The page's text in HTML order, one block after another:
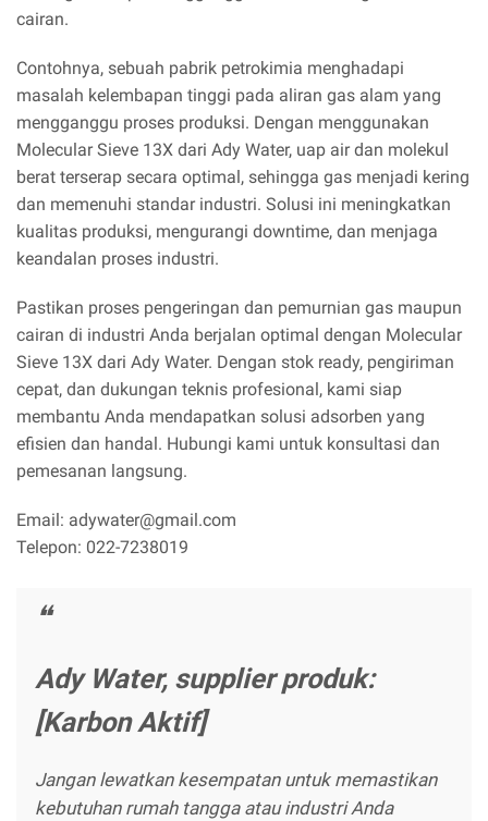
cairan.
Contohnya, sebuah pabrik petrokimia menghadapi
masalah kelembapan tinggi pada aliran gas alam yang
mengganggu proses produksi. Dengan menggunakan
Molecular Sieve 13X dari Ady Water, uap air dan molekul
berat terserap secara optimal, sehingga gas menjadi kering
dan memenuhi standar industri. Solusi ini meningkatkan
kualitas produksi, mengurangi downtime, dan menjaga
keandalan proses industri.
Pastikan proses pengeringan dan pemurnian gas maupun
cairan di industri Anda berjalan optimal dengan Molecular
Sieve 13X dari Ady Water. Dengan stok ready, pengiriman
cepat, dan dukungan teknis profesional, kami siap
membantu Anda mendapatkan solusi adsorben yang
efisien dan handal. Hubungi kami untuk konsultasi dan
pemesanan langsung.
Email: adywater@gmail.com
Telepon: 022-7238019
Ady Water, supplier produk:
[Karbon Aktif]
Jangan lewatkan kesempatan untuk memastikan
kebutuhan rumah tangga atau industri Anda